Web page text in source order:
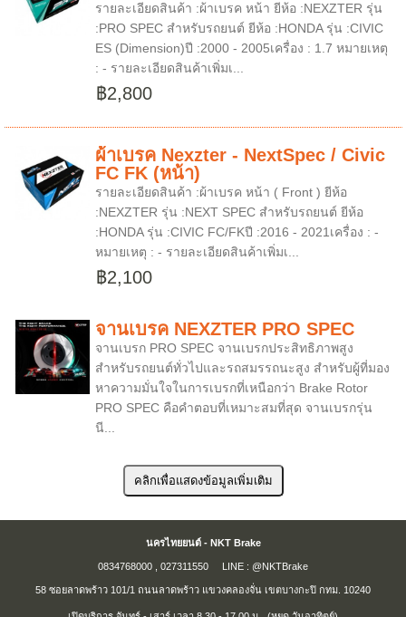
รายละเอียดสินค้า :ผ้าเบรค หน้า ยีห้อ :NEXZTER รุ่น
:PRO SPEC สำหรับรถยนต์ ยีห้อ :HONDA รุ่น :CIVIC
ES (Dimension)ปี :2000 - 2005เครื่อง : 1.7 หมายเหตุ
: - รายละเอียดสินค้าเพิ่มเ...
฿2,800
ผ้าเบรค Nexzter - NextSpec / Civic
FC FK (หน้า)
รายละเอียดสินค้า :ผ้าเบรค หน้า ( Front ) ยีห้อ
:NEXZTER รุ่น :NEXT SPEC สำหรับรถยนต์ ยีห้อ
:HONDA รุ่น :CIVIC FC/FKปี :2016 - 2021เครื่อง : -
หมายเหตุ : - รายละเอียดสินค้าเพิ่มเ...
฿2,100
จานเบรค NEXZTER PRO SPEC
จานเบรก PRO SPEC จานเบรกประสิทธิภาพสูง
สำหรับรถยนต์ทั่วไปและรถสมรรถนะสูง สำหรับผู้ที่มอง
หาความมั่นใจในการเบรกที่เหนือกว่า Brake Rotor
PRO SPEC คือคำตอบที่เหมาะสมที่สุด จานเบรกรุ่น
นี...
นครไทยยนต์ - NKT Brake
0834768000 , 027311550 LINE : @NKTBrake
58 ซอยลาดพร้าว 101/1 ถนนลาดพร้าว แขวงคลองจั่น เขตบางกะปิ กทม. 10240